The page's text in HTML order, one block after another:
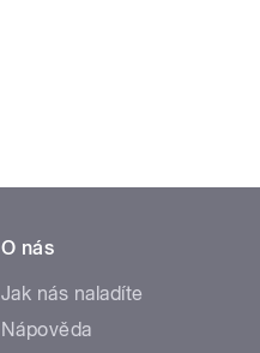
O nás
Jak nás naladíte
Nápověda